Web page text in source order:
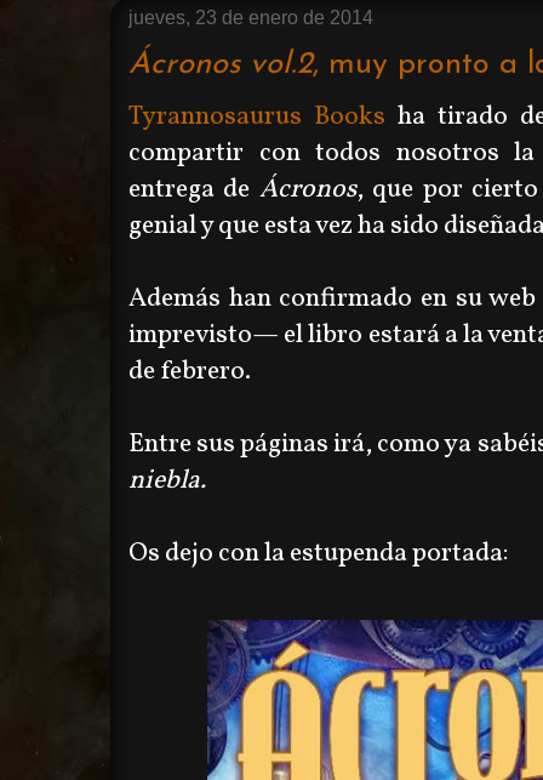
jueves, 23 de enero de 2014
Ácronos vol.2, muy pronto a
Tyrannosaurus Books ha tirado
compartir con todos nosotros
entrega de Ácronos, que por
genial y que esta vez ha sido
Además han confirmado en su
imprevisto—el libro estará a la
de febrero.
Entre sus páginas irá, como ya
niebla.
Os dejo con la estupenda portada: